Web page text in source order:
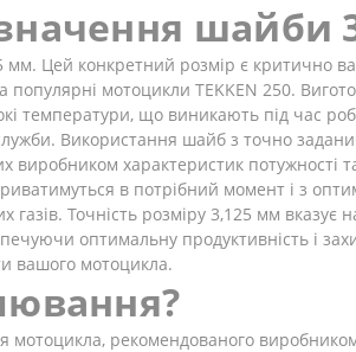
шайби
Цей конкретний розмір є критично
мотоцикли TEKKEN 250.
температури, що виникають під час
Використання шайб з точно
виробником характеристик потужності
в потрібний момент і з
Точність розміру 3,125 мм вказує
оптимальну продуктивність і
вашого мотоцикла.
рекомендованого